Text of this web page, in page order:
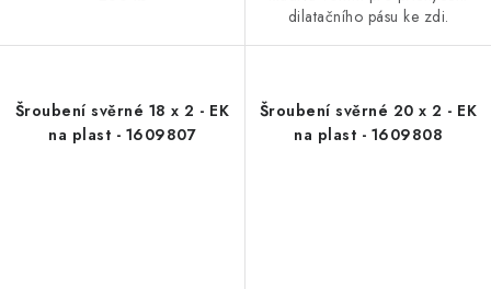
dilatačního pásu ke zdi.
Šroubení svěrné 18 x 2 - EK
na plast - 1609807
Šroubení svěrné 20 x 2 - EK
na plast - 1609808